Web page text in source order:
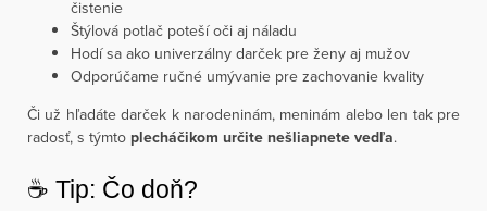
čistenie
Štýlová potlač poteší oči aj náladu
Hodí sa ako univerzálny darček pre ženy aj mužov
Odporúčame ručné umývanie pre zachovanie kvality
Či už hľadáte darček k narodeninám, meninám alebo len tak pre
radosť, s týmto plecháčikom určite nešliapnete vedľa.
☕️ Tip: Čo doň?